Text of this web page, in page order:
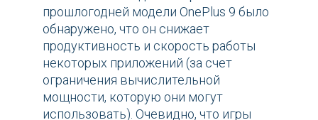
прошлогодней модели OnePlus 9 было
обнаружено, что он снижает
продуктивность и скорость работы
некоторых приложений (за счет
ограничения вычислительной
мощности, которую они могут
использовать). Очевидно, что игры